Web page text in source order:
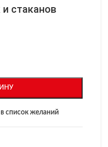
стаканов
список желаний